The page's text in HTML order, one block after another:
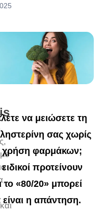
να μειώσετε τη
σας χωρίς
χρήση φαρμάκων;
προτείνουν
το «80/20» μπορεί
είναι η απάντηση.